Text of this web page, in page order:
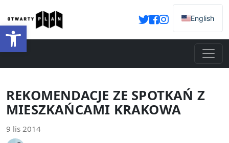
Otwórz pasek narzędzi
English
REKOMENDACJE ZE SPOTKAŃ Z
MIESZKAŃCAMI KRAKOWA
9 lis 2014